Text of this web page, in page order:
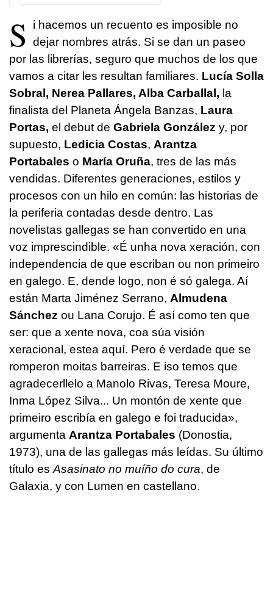
S
i hacemos un recuento es imposible no
dejar nombres atrás. Si se dan un paseo
por las librerías, seguro que muchos de los que
vamos a citar les resultan familiares. Lucía Solla
Sobral, Nerea Pallares, Alba Carballal, la
finalista del Planeta Ángela Banzas, Laura
Portas, el debut de Gabriela González y, por
supuesto, Ledicia Costas, Arantza
Portabales o María Oruña, tres de las más
vendidas. Diferentes generaciones, estilos y
procesos con un hilo en común: las historias de
la periferia contadas desde dentro. Las
novelistas gallegas se han convertido en una
voz imprescindible. «É unha nova xeración, con
independencia de que escriban ou non primeiro
en galego. E, dende logo, non é só galega. Aí
están Marta Jiménez Serrano, Almudena
Sánchez ou Lana Corujo. É así como ten que
ser: que a xente nova, coa súa visión
xeracional, estea aquí. Pero é verdade que se
romperon moitas barreiras. E iso temos que
agradecerllelo a Manolo Rivas, Teresa Moure,
Inma López Silva... Un montón de xente que
primeiro escribía en galego e foi traducida»,
argumenta Arantza Portabales (Donostia,
1973), una de las gallegas más leídas. Su último
título esAsasinato no muíño do cura, de
Galaxia, y con Lumen en castellano.